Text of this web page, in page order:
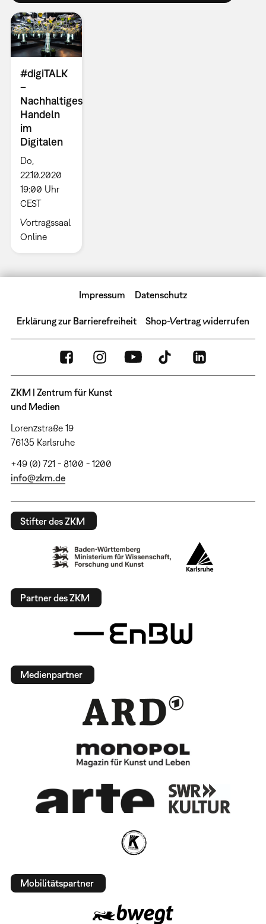
#digiTALK
–
Nachhaltiges
Handeln
im
Digitalen
Do,
22.10.2020
19:00 Uhr
CEST
Vortragssaal
Online
Impressum Datenschutz
Erklärung zur Barrierefreiheit Shop-Vertrag widerrufen
ZKM | Zentrum für Kunst
und Medien
Lorenzstraße 19
76135 Karlsruhe
+49 (0) 721 - 8100 - 1200
info@zkm.de
Stifter des ZKM
Partner des ZKM
Medienpartner
Mobilitätspartner